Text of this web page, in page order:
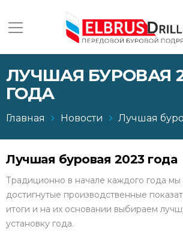
ЛУЧШАЯ БУРОВАЯ
ГОДА
Главная Новости Лучшая
Лучшая буровая 2023 года
Традиционно в начале каждого года мы
достигнутые производственные
итоги и на их основании выбираем
установку года.